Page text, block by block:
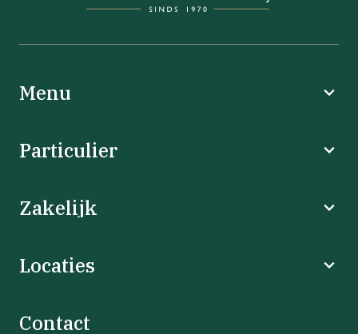
Menu
Particulier
Zakelijk
Locaties
Contact